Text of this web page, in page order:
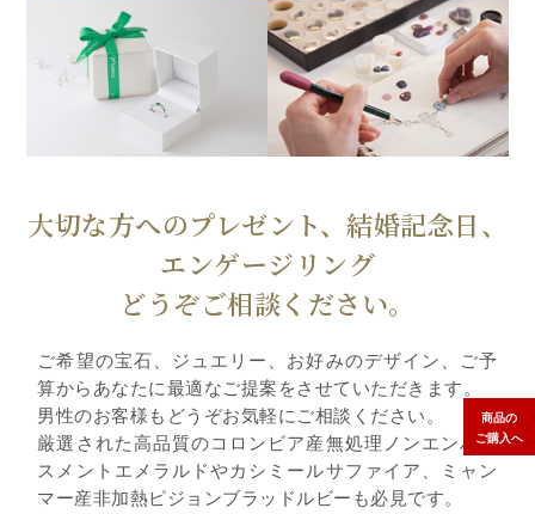
大切な方へのプレゼント、結婚記念日、
エンゲージリング
どうぞご相談ください。
ご希望の宝石、ジュエリー、お好みのデザイン、ご予
算からあなたに最適なご提案をさせていただきます。
男性のお客様もどうぞお気軽にご相談ください。
厳選された高品質のコロンビア産無処理ノンエンハン
スメントエメラルドやカシミールサファイア、ミャン
マー産非加熱ピジョンブラッドルビーも必見です。
商品の
ご購入へ